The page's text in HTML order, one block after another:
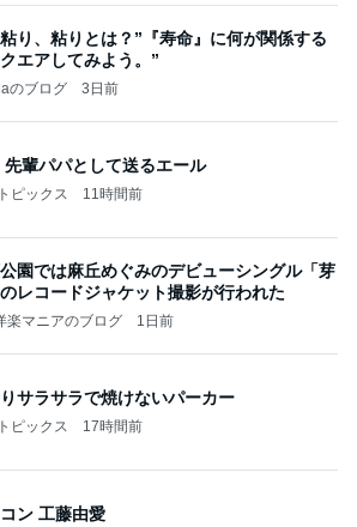
り、粘りとは？”『寿命』に何が関係する
エアしてみよう。”
のブログ 3日前
先輩パパとして送るエール
ピックス 11時間前
園では麻丘めぐみのデビューシングル「芽
レコードジャケット撮影が行われた
楽マニアのブログ 1日前
サラサラで焼けないパーカー
ピックス 17時間前
ン 工藤由愛